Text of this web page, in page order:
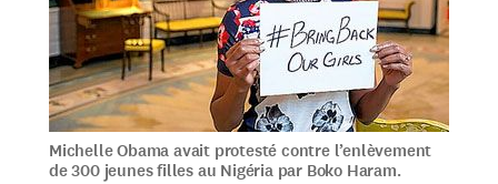
Michelle Obama avait protesté contre l’enlèvement
de 300 jeunes filles au Nigéria par Boko Haram.